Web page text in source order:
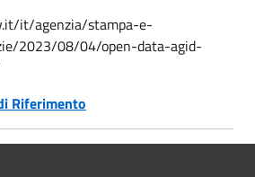
it/agenzia/stampa-e-
2023/08/04/open-data-agid-
Riferimento